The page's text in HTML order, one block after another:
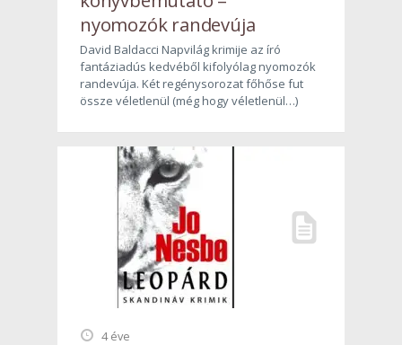
nyomozók randevúja
David Baldacci Napvilág krimije az író
fantáziadús kedvéből kifolyólag nyomozók
randevúja. Két regénysorozat főhőse fut
össze véletlenül (még hogy véletlenül…)
4 éve